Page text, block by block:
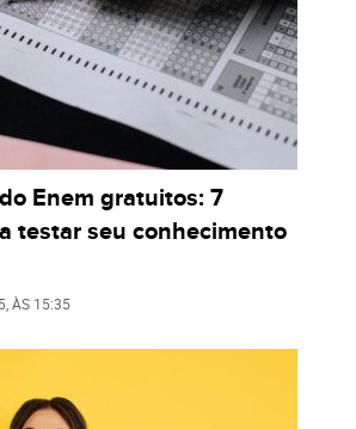
Enem gratuitos: 7
testar seu conhecimento
, ÀS 15:35